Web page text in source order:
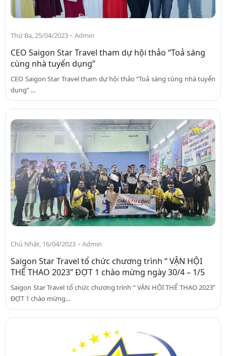
Thứ Ba, 25/04/2023 - Admin
CEO Saigon Star Travel tham dự hội thảo “Toả sáng
cùng nhà tuyển dụng”
CEO Saigon Star Travel tham dự hội thảo “Toả sáng cùng nhà tuyển
dụng” ...
Chủ Nhật, 16/04/2023 - Admin
Saigon Star Travel tổ chức chương trình “ VẬN HỘI
THỂ THAO 2023” ĐỢT 1 chào mừng ngày 30/4 – 1/5
Saigon Star Travel tổ chức chương trình “ VẬN HỘI THỂ THAO 2023”
ĐỢT 1 chào mừng...